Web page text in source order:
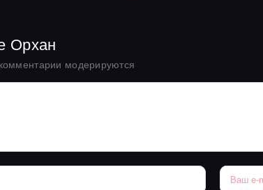
Орхан
модерируются